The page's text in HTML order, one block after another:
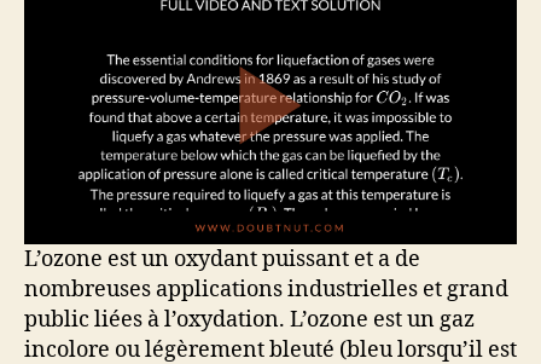
L’ozone est un oxydant puissant et a de
nombreuses applications industrielles et grand
public liées à l’oxydation. L’ozone est un gaz
incolore ou légèrement bleuté (bleu lorsqu’il est